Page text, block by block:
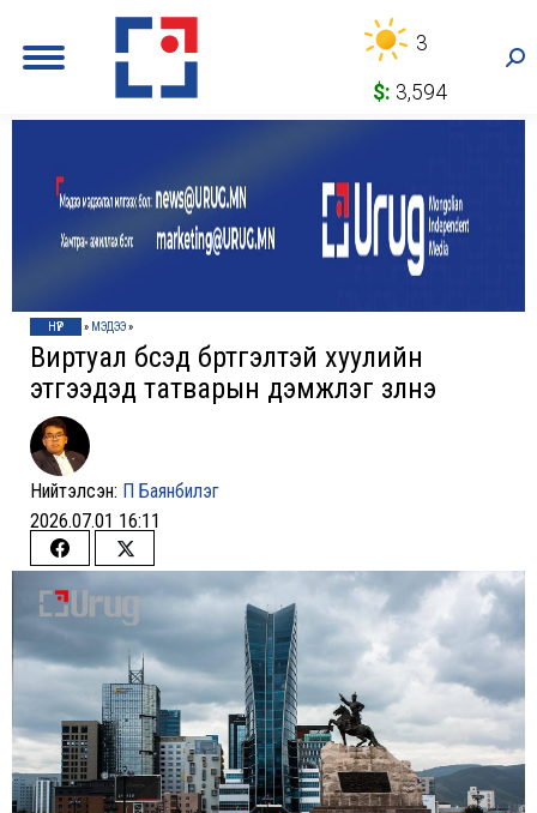
3
$: 3,594
НҮҮР » МЭДЭЭ»
Виртуал бүсэд бүртгэлтэй хуулийн
этгээдэд татварын дэмжлэг үзүүлнэ
Нийтэлсэн: П Баянбилэг
2026.07.01 16:11
Share
on
Facebook
Share
on
Twitter